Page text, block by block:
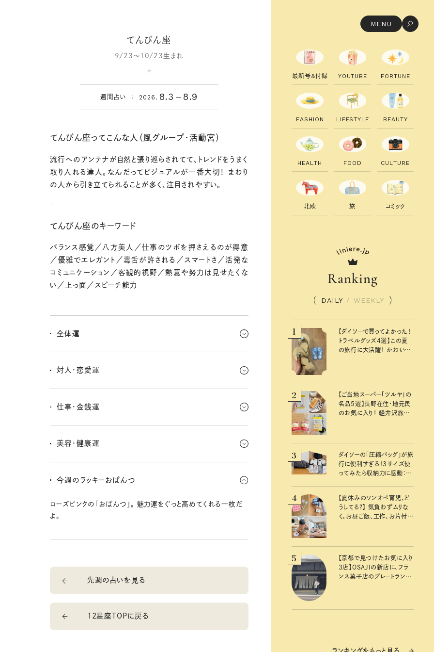
MENU
てんびん座
9/23～10/23生まれ
週間占い 2026. 8.3 8.9
てんびん座ってこんな人（風グループ・活動宮）
流行へのアンテナが自然と張り巡らされてて、トレンドをうまく
取り入れる達人。なんだってビジュアルが一番大切！ まわり
の人から引き立てられることが多く、注目されやすい。
てんびん座のキーワード
バランス感覚／八方美人／仕事のツボを押さえるのが得意
／優雅でエレガント／毒舌が許される／スマートさ／活発な
コミュニケーション／客観的視野／熱意や努力は見せたくな
い／上っ面／スピーチ能力
全体運
われた集まりに参加したり、話に乗ってみたりすると、新しいチャン
い人から声をかけられたりとうれしい出来事が増えそう！
対人・恋愛運
の人と再会したり、人とのご縁が一気に広がりそう。キミの笑顔や
トナーとは、一緒におしゃれをして出かけるだけで新鮮な気持ちを
仕事・金銭運
や取引先から新しい役割を任されたり、以前関わった仕事がきっ
ァッションや美容への投資は、思った以上のリターンを運んでくる
美容・健康運
サリーを取り入れるだけでも、自信につながりそうだよ。健康面で
果も期待できそう。
今週のラッキーおぱんつ
ローズピンクの「おぱんつ」。 魅力運をぐっと高めてくれる一枚だ
よ。
先週の占いを見る
12星座TOPに戻る
最新号&付録 YO UTU B E FO RTU N E
FAS H I O N LI FESTYLE B EAUTY
H EALTH FO O D CU LTU RE
北欧 旅 コ ミ ック
Ranking
DAILY / WEEKLY
1
【ダイソーで買ってよかった！
トラベルグッズ4選】この夏
の旅行に大活躍！ かわいく
2
【ご当地スーパー「ツルヤ」の
名品5選】長野在住・地元民
のお気に入り！ 軽井沢旅の
3
ダイソーの「圧縮バッグ」が旅
行に便利すぎる！3サイズ使
ってみたら収納力に感動：
4
【夏休みのワンオペ育児、ど
うしてる？】 気負わずムリな
く。お昼ご飯、工作、お片付け
5
【京都で見つけたお気に入り
3店】OSAJIの新店に、フラ
ンス菓子店のプレートラン